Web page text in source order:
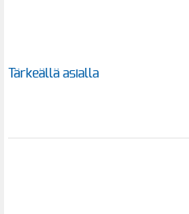
Tärkeällä asialla